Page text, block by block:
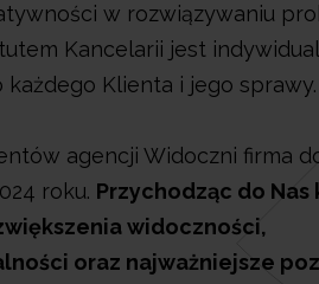
w rozwiązywaniu
Kancelarii jest
każdego Klienta i jego sprawy.
agencji Widoczni firma
roku. Przychodząc do Nas
widoczności,
oraz najważniejsze